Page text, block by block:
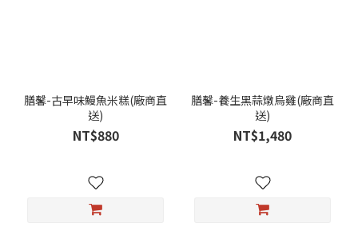
膳馨-古早味鰻魚米糕(廠商直
送)
NT$880
膳馨-養生黑蒜燉烏雞(廠商直
送)
NT$1,480